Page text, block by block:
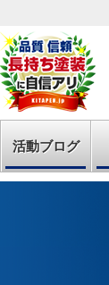
活動ブログ